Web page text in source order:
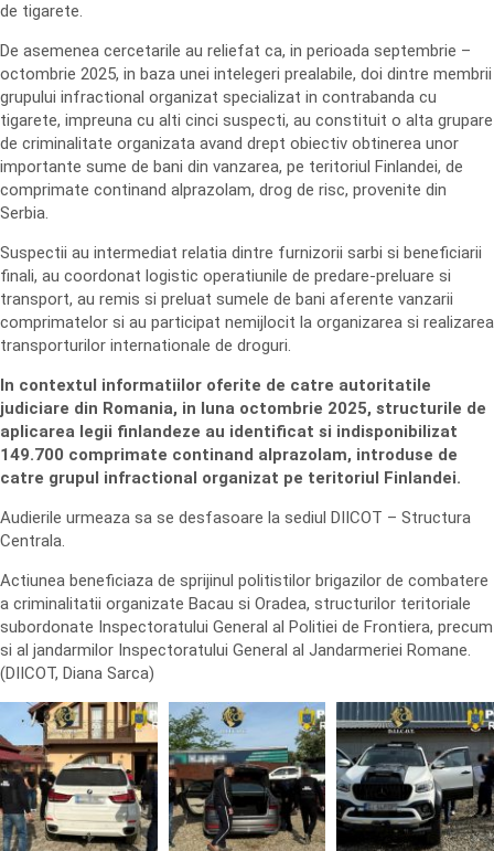
de tigarete.
De asemenea cercetarile au reliefat ca, in perioada septembrie –
octombrie 2025, in baza unei intelegeri prealabile, doi dintre membrii
grupului infractional organizat specializat in contrabanda cu
tigarete, impreuna cu alti cinci suspecti, au constituit o alta grupare
de criminalitate organizata avand drept obiectiv obtinerea unor
importante sume de bani din vanzarea, pe teritoriul Finlandei, de
comprimate continand alprazolam, drog de risc, provenite din
Serbia.
Suspectii au intermediat relatia dintre furnizorii sarbi si beneficiarii
finali, au coordonat logistic operatiunile de predare-preluare si
transport, au remis si preluat sumele de bani aferente vanzarii
comprimatelor si au participat nemijlocit la organizarea si realizarea
transporturilor internationale de droguri.
In contextul informatiilor oferite de catre autoritatile
judiciare din Romania, in luna octombrie 2025, structurile de
aplicarea legii finlandeze au identificat si indisponibilizat
149.700 comprimate continand alprazolam, introduse de
catre grupul infractional organizat pe teritoriul Finlandei.
Audierile urmeaza sa se desfasoare la sediul DIICOT – Structura
Centrala.
Actiunea beneficiaza de sprijinul politistilor brigazilor de combatere
a criminalitatii organizate Bacau si Oradea, structurilor teritoriale
subordonate Inspectoratului General al Politiei de Frontiera, precum
si al jandarmilor Inspectoratului General al Jandarmeriei Romane.
(DIICOT, Diana Sarca)